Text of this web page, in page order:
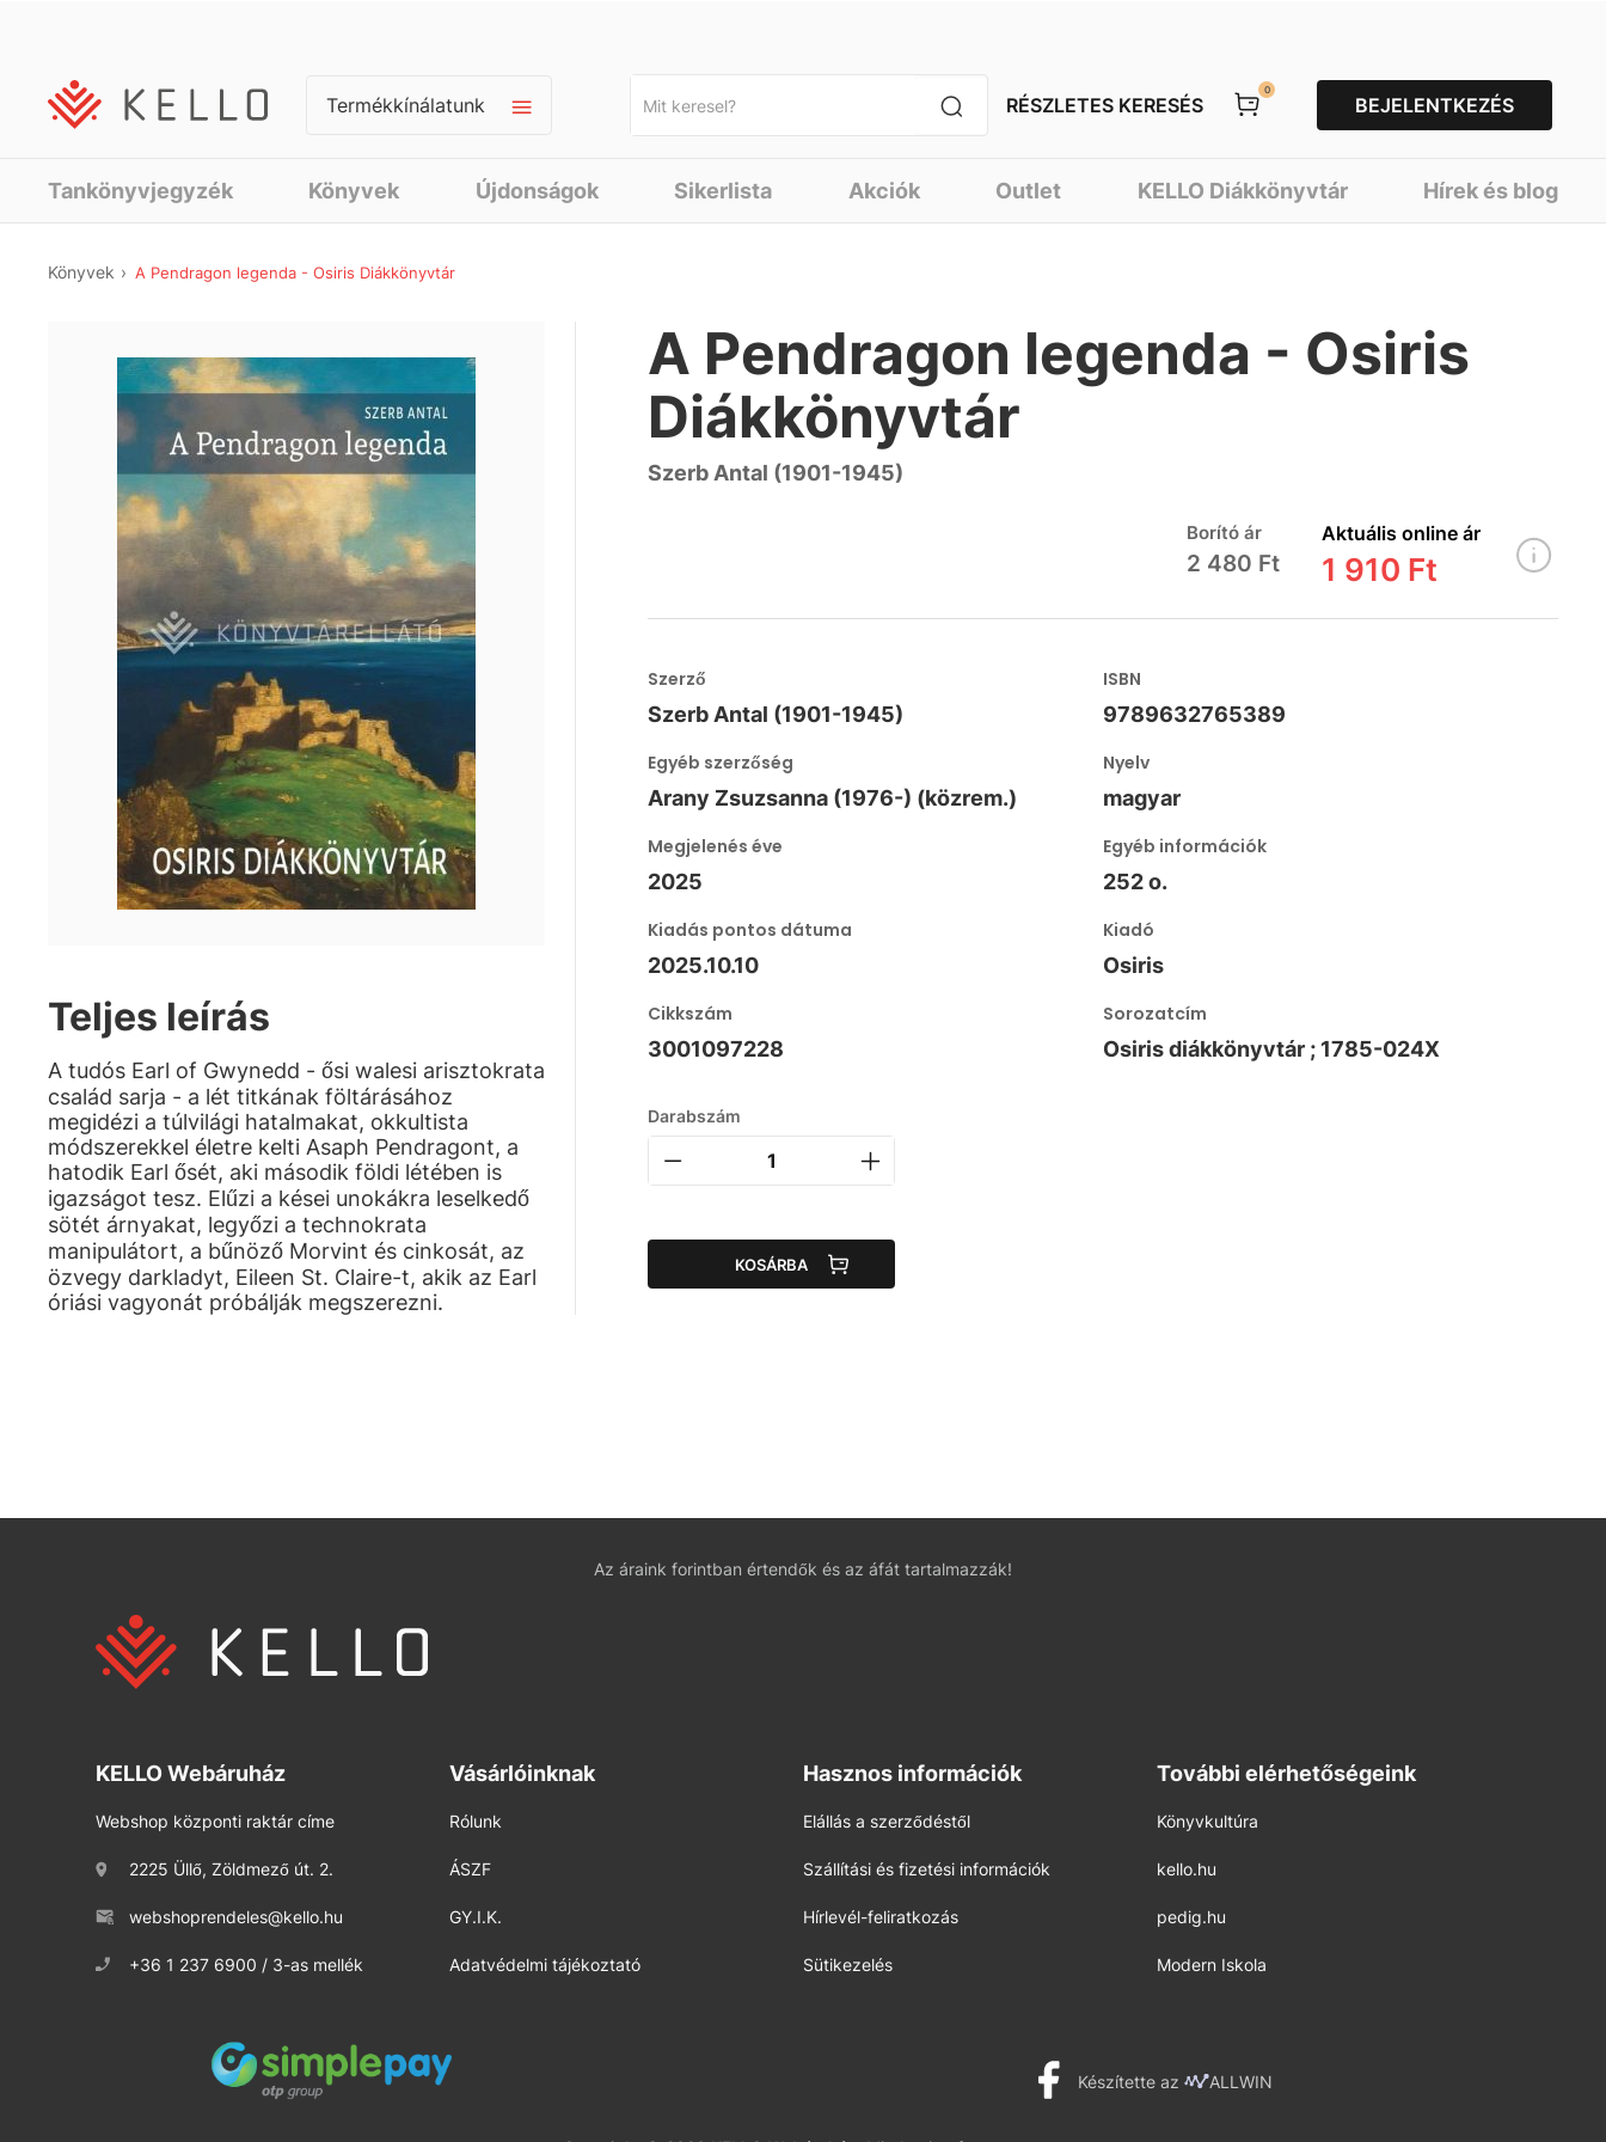
Termékkínálatunk RÉSZLETES KERESÉS
0
BEJELENTKEZÉS
Tankönyvjegyzék Könyvek Újdonságok Sikerlista Akciók Outlet KELLO Diákkönyvtár Hírek és blog
Könyvek A Pendragon legenda - Osiris Diákkönyvtár
Teljes leírás
A tudós Earl of Gwynedd - ősi walesi arisztokrata
család sarja - a lét titkának föltárásához
megidézi a túlvilági hatalmakat, okkultista
módszerekkel életre kelti Asaph Pendragont, a
hatodik Earl ősét, aki második földi létében is
igazságot tesz. Elűzi a kései unokákra leselkedő
sötét árnyakat, legyőzi a technokrata
manipulátort, a bűnöző Morvint és cinkosát, az
özvegy darkladyt, Eileen St. Claire-t, akik az Earl
óriási vagyonát próbálják megszerezni.
A Pendragon legenda - Osiris
Diákkönyvtár
Szerb Antal (1901-1945)
Borító ár
2 480 Ft
Aktuális online ár
1 910 Ft
Szerző
Szerb Antal (1901-1945)
ISBN
9789632765389
Egyéb szerzőség
Arany Zsuzsanna (1976-) (közrem.)
Nyelv
magyar
Megjelenés éve
2025
Egyéb információk
252 o.
Kiadás pontos dátuma
2025.10.10
Kiadó
Osiris
Cikkszám
3001097228
Sorozatcím
Osiris diákkönyvtár ; 1785-024X
Darabszám
KOSÁRBA
Az áraink forintban értendők és az áfát tartalmazzák!
KELLO Webáruház
Webshop központi raktár címe
2225 Üllő, Zöldmező út. 2.
webshoprendeles@kello.hu
+36 1 237 6900 / 3-as mellék
Vásárlóinknak
Rólunk
ÁSZF
GY.I.K.
Adatvédelmi tájékoztató
Hasznos információk
Elállás a szerződéstől
Szállítási és fizetési információk
Hírlevél-feliratkozás
Sütikezelés
További elérhetőségeink
Könyvkultúra
kello.hu
pedig.hu
Modern Iskola
Készítette az ALLWIN